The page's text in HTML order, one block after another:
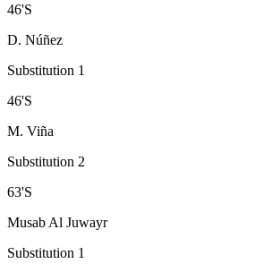
46'S
D. Núñez
Substitution 1
46'S
M. Viña
Substitution 2
63'S
Musab Al Juwayr
Substitution 1